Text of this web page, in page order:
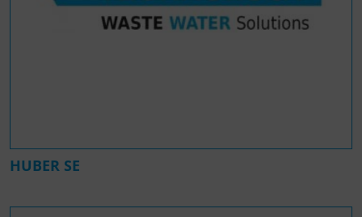
HUBER SE